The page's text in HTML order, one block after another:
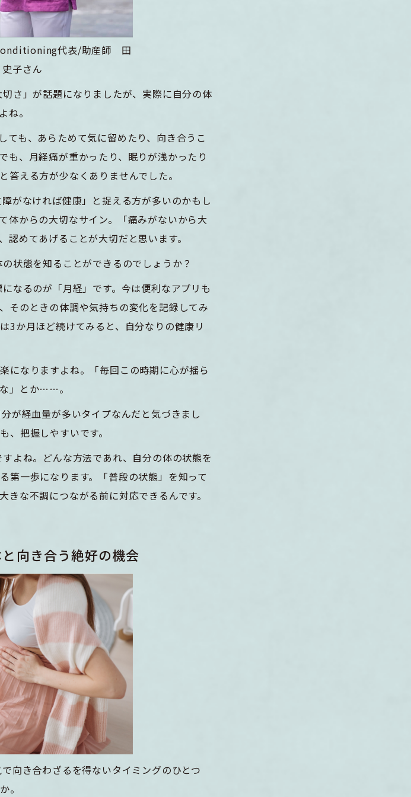
代表/助産師 田
子さん
さ」が話題になりましたが、実際に自分の体
ね。
ても、あらためて気に留めたり、向き合うこ
も、月経痛が重かったり、眠りが浅かったり
答える方が少なくありませんでした。
がなければ健康」と捉える方が多いのかもし
体からの大切なサイン。「痛みがないから大
めてあげることが大切だと思います。
状態を知ることができるのでしょうか？
なるのが「月経」です。今は便利なアプリも
そのときの体調や気持ちの変化を記録してみ
3か月ほど続けてみると、自分なりの健康リ
になりますよね。「毎回この時期に心が揺ら
」とか……。
が経血量が多いタイプなんだと気づきまし
、把握しやすいです。
よね。どんな方法であれ、自分の体の状態を
第一歩になります。「普段の状態」を知って
な不調につながる前に対応できるんです。
向き合う絶好の機会
向き合わざるを得ないタイミングのひとつ
。